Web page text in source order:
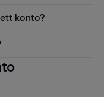
konto?
Reuters
när man
hålls öppna